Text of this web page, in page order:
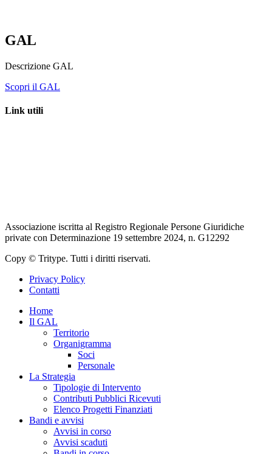
GAL
Descrizione GAL
Scopri il GAL
Link utili
Associazione iscritta al Registro Regionale Persone Giuridiche
private con Determinazione 19 settembre 2024, n. G12292
Copy © Tritype. Tutti i diritti riservati.
Privacy Policy
Contatti
Home
Il GAL
Territorio
Organigramma
Soci
Personale
La Strategia
Tipologie di Intervento
Contributi Pubblici Ricevuti
Elenco Progetti Finanziati
Bandi e avvisi
Avvisi in corso
Avvisi scaduti